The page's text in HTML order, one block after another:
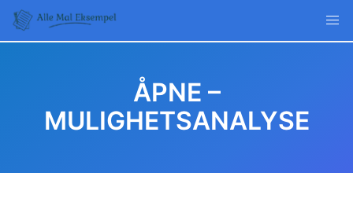
Skip
content
ÅPNE –
MULIGHETSANALYSE